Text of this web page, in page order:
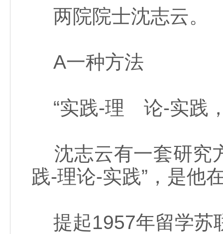
两院院士沈志云。
A一种方法
“实践-理 论-实践，
沈志云有一套研究
践-理论-实践”，是他
提起1957年留学苏